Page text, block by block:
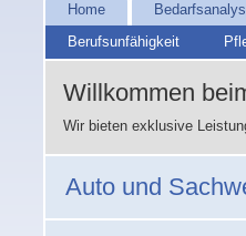
Home
Berufsunfähigkeit
Willkommen
Wir bieten exklusive
Auto und